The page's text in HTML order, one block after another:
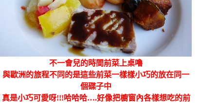
不一會兒的時間前菜上桌嚕
與歐洲的旅程不同的是這些前菜一樣樣小巧的放在同一
個碟子中
真是小巧可愛呀!!!哈哈哈….好像把櫥窗內各樣想吃的前